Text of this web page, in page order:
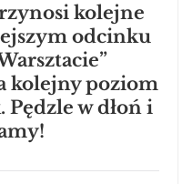
kolejne
odcinku
kolejny poziom
w dłoń i